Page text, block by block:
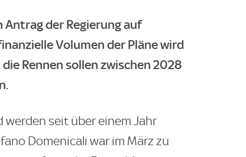
der Regierung auf
Volumen der Pläne wird
Rennen sollen zwischen 2028
werden seit über einem Jahr
Domenicali war im März zu